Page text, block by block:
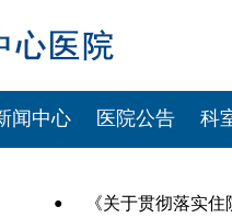
闻中心 医院公告 科
● 《关于贯彻落实